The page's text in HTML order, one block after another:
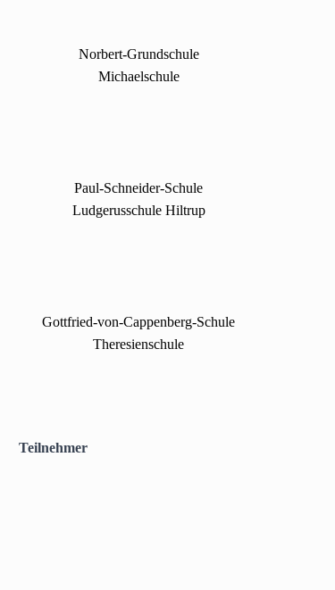
Norbert-Grundschule
Michaelschule
Paul-Schneider-Schule
Ludgerusschule Hiltrup
Gottfried-von-Cappenberg-Schule
Theresienschule
Teilnehmer